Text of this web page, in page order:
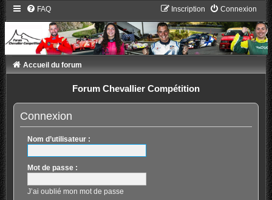
FAQ Connexion
Inscription
Accueil du forum
Forum Chevallier Compétition
Connexion
Nom d’utilisateur :
Mot de passe :
J’ai oublié mon mot de passe